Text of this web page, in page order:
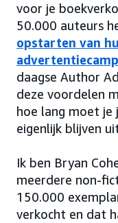
voor je
50.000 auteurs
opstarten van
daagse Author
deze voordelen
hoe lang moet je
eigenlijk blijven
Ik ben Bryan
meerdere non-
150.000
verkocht en dat